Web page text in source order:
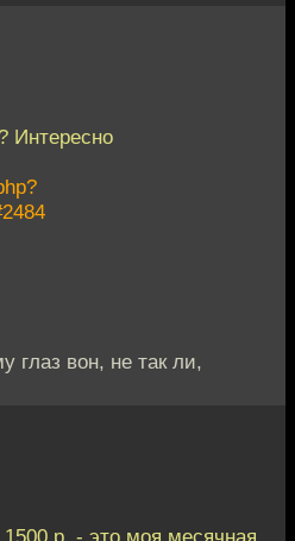
Интересно
глаз вон, не так ли,
р. - это моя месячная